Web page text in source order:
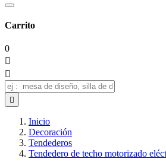
Carrito
0



Inicio
Decoración
Tendederos
Tendedero de techo motorizado